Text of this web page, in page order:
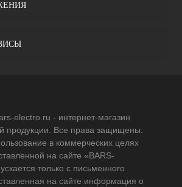
electro.ru - интернет-магазин
продукции. Все права защищены.
в коммерческих целях
на сайте «BARS-
только с письменного
на сайте информация о